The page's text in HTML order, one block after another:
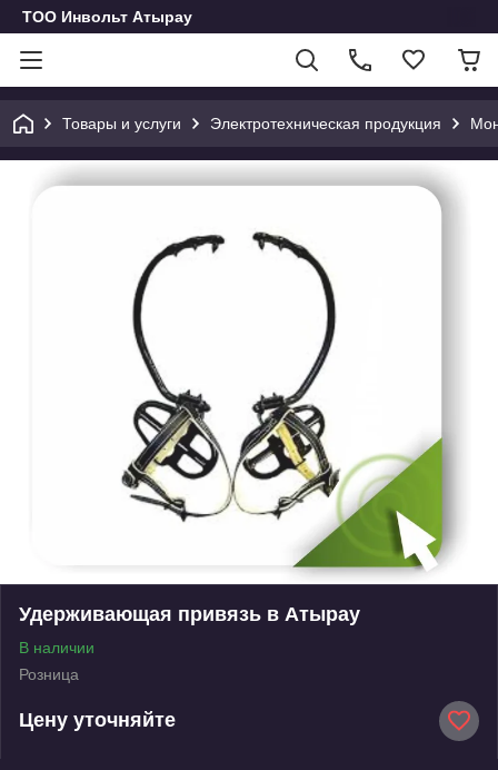
ТОО Инвольт Атырау
Товары и услуги Электротехническая продукция
Удерживающая привязь в Атырау
В наличии
Розница
Цену уточняйте